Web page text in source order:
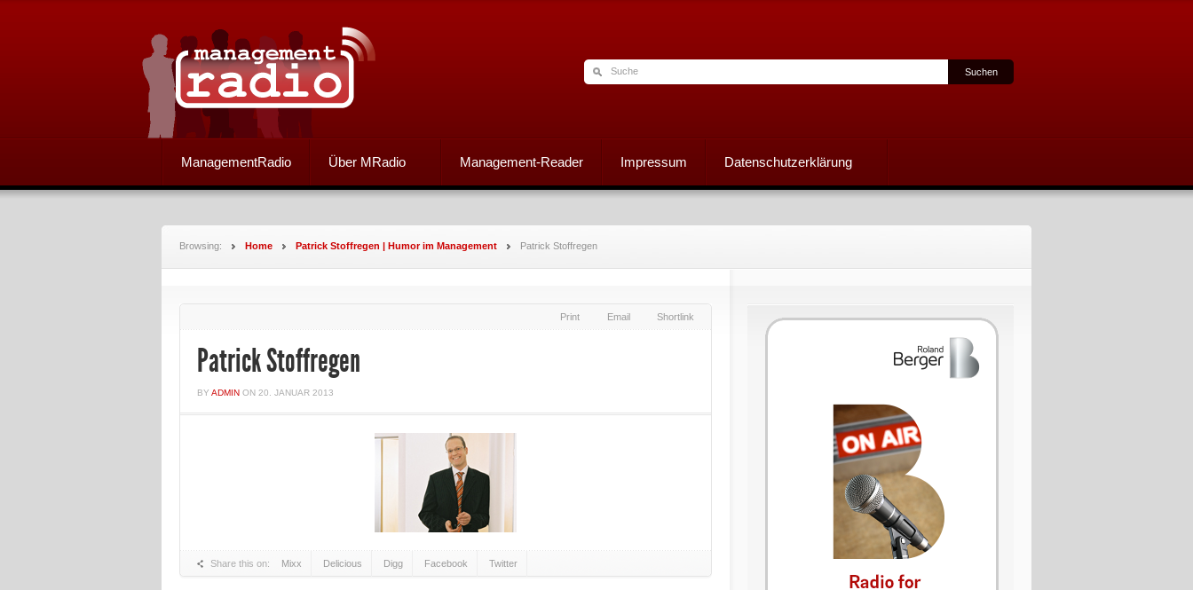
ManagementRadio Über MRadio Management-Reader Impressum Datenschutzerklärung
Browsing: Home Patrick Stoffregen | Humor im Management Patrick Stoffregen
Print Email Shortlink
Patrick Stoffregen
BY ADMIN ON 20. JANUAR 2013
Share this on: Mixx Delicious Digg Facebook Twitter